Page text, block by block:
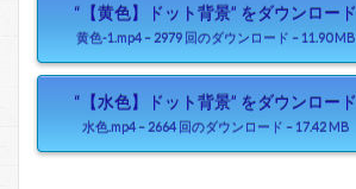
“【黄色】ドット背景” をダウンロード
黄色-1.mp4 – 2979 回のダウンロード – 11.90 MB
“【水色】ドット背景” をダウンロード
水色.mp4 – 2664 回のダウンロード – 17.42 MB